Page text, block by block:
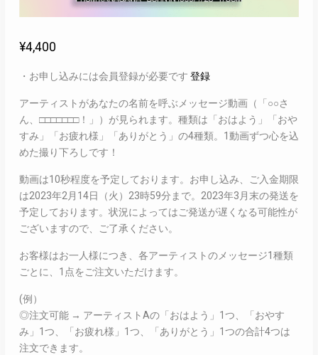
¥4,400
・お申し込みには会員登録が必要です 登録
アーティストがあなたの名前を呼ぶメッセージ動画（「○○さ
ん、□□□□□□□！」）が見られます。種類は「おはよう」「おや
すみ」「お疲れ様」「ありがとう」の4種類。1動画ずつ心を込
めた撮り下ろしです！
動画は10秒程度を予定しております。お申し込み、ご入金期限
は2023年2月14日（火）23時59分まで。2023年3月末の発送を
予定しております。状況によってはご発送が遅くなる可能性が
ございますので、ご了承ください。
お客様はお一人様につき、各アーティストのメッセージ1種類
ごとに、1点をご注文いただけます。
(例）
◎注文可能 → アーティストAの「おはよう」1つ、「おやす
み」1つ、「お疲れ様」1つ、「ありがとう」1つの合計4つは
注文できます。